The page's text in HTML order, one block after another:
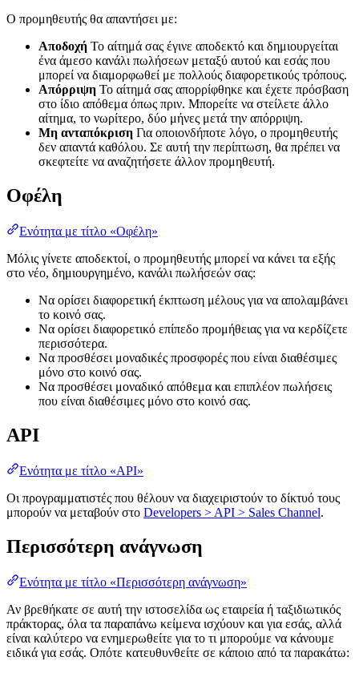
Ο προμηθευτής θα απαντήσει με:
Αποδοχή Το αίτημά σας έγινε αποδεκτό και δημιουργείται
ένα άμεσο κανάλι πωλήσεων μεταξύ αυτού και εσάς που
μπορεί να διαμορφωθεί με πολλούς διαφορετικούς τρόπους.
Απόρριψη Το αίτημά σας απορρίφθηκε και έχετε πρόσβαση
στο ίδιο απόθεμα όπως πριν. Μπορείτε να στείλετε άλλο
αίτημα, το νωρίτερο, δύο μήνες μετά την απόρριψη.
Μη ανταπόκριση Για οποιονδήποτε λόγο, ο προμηθευτής
δεν απαντά καθόλου. Σε αυτή την περίπτωση, θα πρέπει να
σκεφτείτε να αναζητήσετε άλλον προμηθευτή.
Οφέλη
Ενότητα με τίτλο «Οφέλη»
Μόλις γίνετε αποδεκτοί, ο προμηθευτής μπορεί να κάνει τα εξής
στο νέο, δημιουργημένο, κανάλι πωλήσεών σας:
Να ορίσει διαφορετική έκπτωση μέλους για να απολαμβάνει
το κοινό σας.
Να ορίσει διαφορετικό επίπεδο προμήθειας για να κερδίζετε
περισσότερα.
Να προσθέσει μοναδικές προσφορές που είναι διαθέσιμες
μόνο στο κοινό σας.
Να προσθέσει μοναδικό απόθεμα και επιπλέον πωλήσεις
που είναι διαθέσιμες μόνο στο κοινό σας.
API
Ενότητα με τίτλο «API»
Οι προγραμματιστές που θέλουν να διαχειριστούν το δίκτυό τους
μπορούν να μεταβούν στο Developers > API > Sales Channel.
Περισσότερη ανάγνωση
Ενότητα με τίτλο «Περισσότερη ανάγνωση»
Αν βρεθήκατε σε αυτή την ιστοσελίδα ως εταιρεία ή ταξιδιωτικός
πράκτορας, όλα τα παραπάνω κείμενα ισχύουν και για εσάς, αλλά
είναι καλύτερο να ενημερωθείτε για το τι μπορούμε να κάνουμε
ειδικά για εσάς. Οπότε κατευθυνθείτε σε κάποιο από τα παρακάτω: